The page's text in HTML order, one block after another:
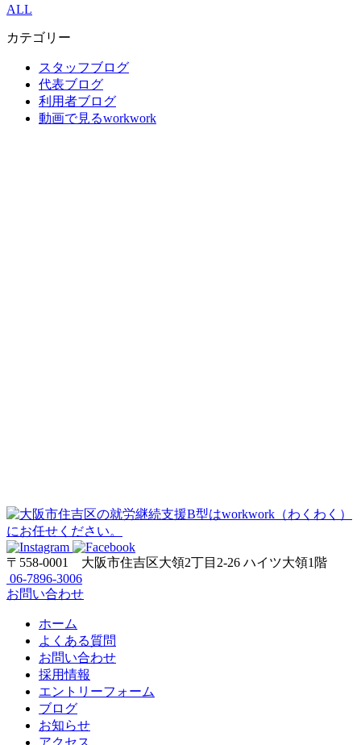
ALL
カテゴリー
スタッフブログ
代表ブログ
利用者ブログ
動画で見るworkwork
〒558-0001 大阪市住吉区大領2丁目2-26 ハイツ大領1階
06-7896-3006
お問い合わせ
ホーム
よくある質問
お問い合わせ
採用情報
エントリーフォーム
ブログ
お知らせ
アクセス